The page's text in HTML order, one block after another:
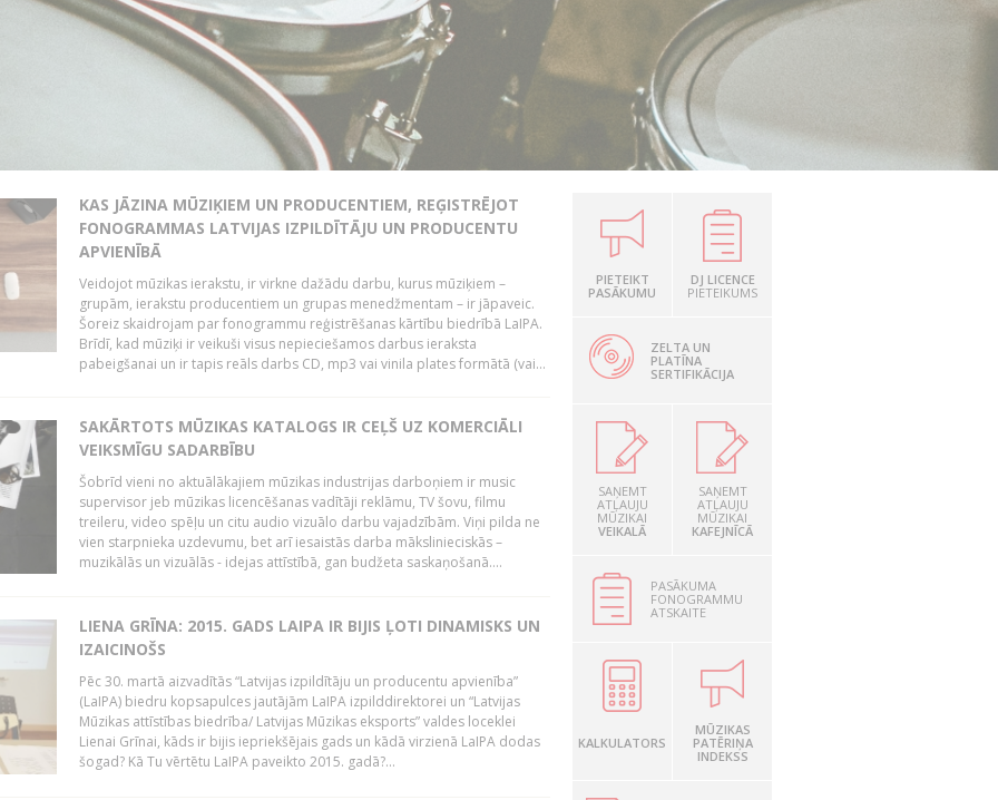
KAS JĀZINA MŪZIĶIEM UN PRODUCENTIEM, REĢISTRĒJOT
FONOGRAMMAS LATVIJAS IZPILDĪTĀJU UN PRODUCENTU
APVIENĪBĀ
Veidojot mūzikas ierakstu, ir virkne dažādu darbu, kurus mūziķiem –
grupām, ierakstu producentiem un grupas menedžmentam – ir jāpaveic.
Šoreiz skaidrojam par fonogrammu reģistrēšanas kārtību biedrībā LaIPA.
Brīdī, kad mūziķi ir veikuši visus nepieciešamos darbus ieraksta
pabeigšanai un ir tapis reāls darbs CD, mp3 vai vinila plates formātā (vai...
SAKĀRTOTS MŪZIKAS KATALOGS IR CEĻŠ UZ KOMERCIĀLI
VEIKSMĪGU SADARBĪBU
Šobrīd vieni no aktuālākajiem mūzikas industrijas darboņiem ir music
supervisor jeb mūzikas licencēšanas vadītāji reklāmu, TV šovu, filmu
treileru, video spēļu un citu audio vizuālo darbu vajadzībām. Viņi pilda ne
vien starpnieka uzdevumu, bet arī iesaistās darba mākslinieciskās –
muzikālās un vizuālās - idejas attīstībā, gan budžeta saskaņošanā....
LIENA GRĪNA: 2015. GADS LAIPA IR BIJIS ĻOTI DINAMISKS UN
IZAICINOŠS
Pēc 30. martā aizvadītās “Latvijas izpildītāju un producentu apvienība”
(LaIPA) biedru kopsapulces jautājām LaIPA izpilddirektorei un “Latvijas
Mūzikas attīstības biedrība/ Latvijas Mūzikas eksports” valdes loceklei
Lienai Grīnai, kāds ir bijis iepriekšējais gads un kādā virzienā LaIPA dodas
šogad? Kā Tu vērtētu LaIPA paveikto 2015. gadā?...
PIETEIKT
PASĀKUMU
DJ LICENCE
PIETEIKUMS
ZELTA UN
PLATĪNA
SERTIFIKĀCIJA
SAŅEMT
ATĻAUJU
MŪZIKAI
VEIKALĀ
SAŅEMT
ATĻAUJU
MŪZIKAI
KAFEJNĪCĀ
PASĀKUMA
FONOGRAMMU
ATSKAITE
KALKULATORS
MŪZIKAS
PATĒRIŅA
INDEKSS